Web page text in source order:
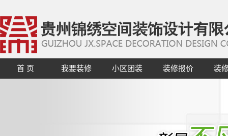
首 页 我要装修 小区团装 装修报价 装